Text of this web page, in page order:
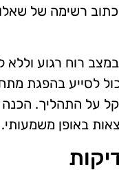
רשימה של
רוח רגוע וללא
לסייע בהפגת
על התהליך.
באופן משמעותי.